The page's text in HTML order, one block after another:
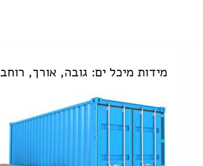
מידות מיכל ים: גובה, אורך, רוחב